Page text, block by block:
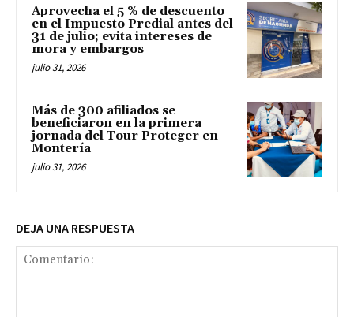
Aprovecha el 5 % de descuento
en el Impuesto Predial antes del
31 de julio; evita intereses de
mora y embargos
julio 31, 2026
Más de 300 afiliados se
beneficiaron en la primera
jornada del Tour Proteger en
Montería
julio 31, 2026
DEJA UNA RESPUESTA